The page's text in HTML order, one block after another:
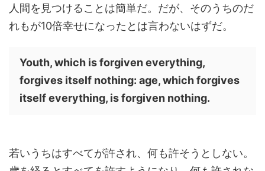
人間を見つけることは簡単だ。だが、そのうちのだ
れもが10倍幸せになったとは言わないはずだ。
Youth, which is forgiven everything,
forgives itself nothing: age, which forgives
itself everything, is forgiven nothing.
若いうちはすべてが許され、何も許そうとしない。